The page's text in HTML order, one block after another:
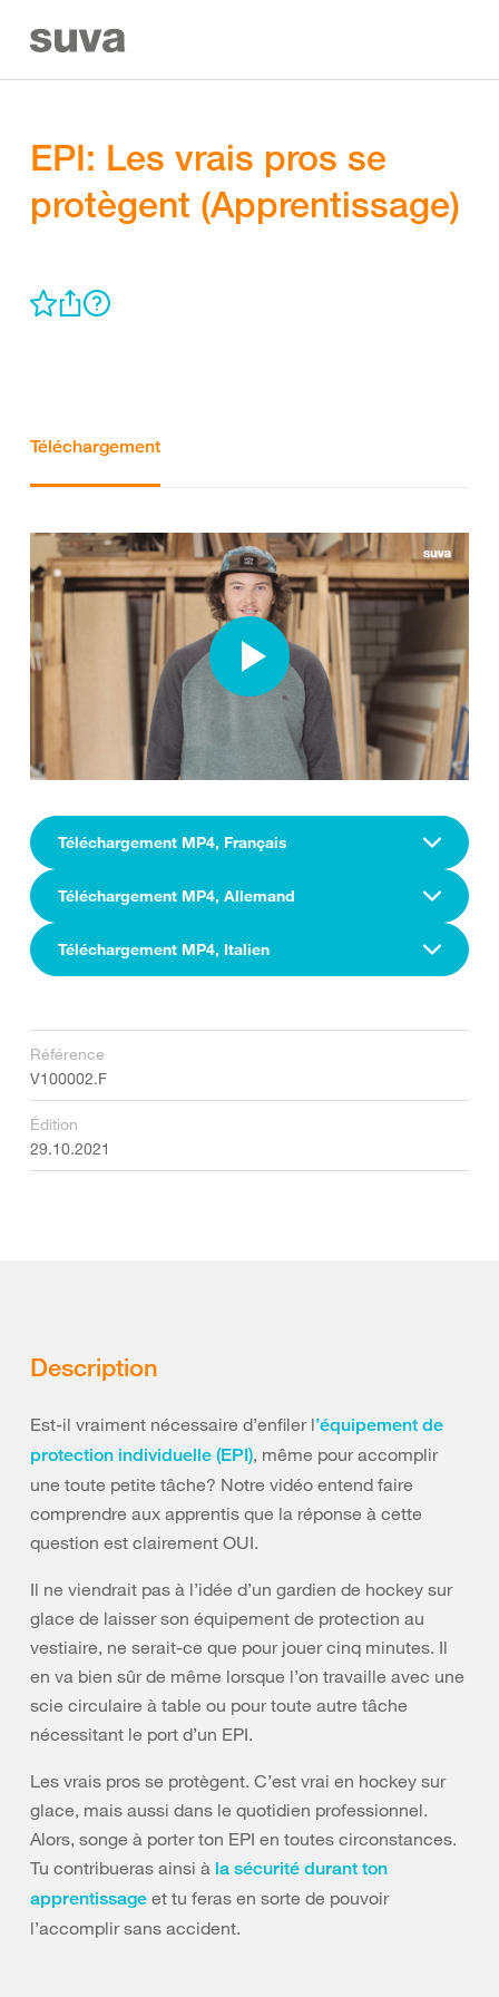
EPI: Les vrais pros se
protègent (Apprentissage)
Téléchargement
Téléchargement MP4, Français
Téléchargement MP4, Allemand
Téléchargement MP4, Italien
Référence
V100002.F
Édition
29.10.2021
Description
Est-il vraiment nécessaire d’enfiler l’équipement de
protection individuelle (EPI), même pour accomplir
une toute petite tâche? Notre vidéo entend faire
comprendre aux apprentis que la réponse à cette
question est clairement OUI.
Il ne viendrait pas à l’idée d’un gardien de hockey sur
glace de laisser son équipement de protection au
vestiaire, ne serait-ce que pour jouer cinq minutes. Il
en va bien sûr de même lorsque l’on travaille avec une
scie circulaire à table ou pour toute autre tâche
nécessitant le port d’un EPI.
Les vrais pros se protègent. C’est vrai en hockey sur
glace, mais aussi dans le quotidien professionnel.
Alors, songe à porter ton EPI en toutes circonstances.
Tu contribueras ainsi à la sécurité durant ton
apprentissage et tu feras en sorte de pouvoir
l’accomplir sans accident.